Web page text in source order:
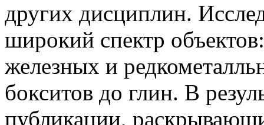
других дисциплин.
широкий спектр
железных и
бокситов до глин. В
публикации,